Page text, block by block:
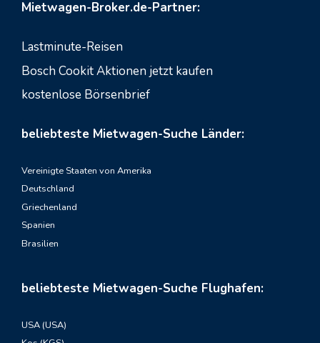
Mietwagen-Broker.de-Partner:
Lastminute-Reisen
Bosch Cookit Aktionen jetzt kaufen
kostenlose Börsenbrief
beliebteste Mietwagen-Suche Länder:
Vereinigte Staaten von Amerika
Deutschland
Griechenland
Spanien
Brasilien
beliebteste Mietwagen-Suche Flughafen:
USA (USA)